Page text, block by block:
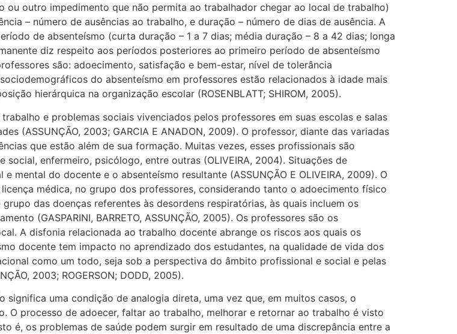
outro impedimento que não permita ao trabalhador chegar ao local de trabalho)
– número de ausências ao trabalho, e duração – número de dias de ausência. A
de absenteísmo (curta duração – 1 a 7 dias; média duração – 8 a 42 dias; longa
diz respeito aos períodos posteriores ao primeiro período de absenteísmo
são: adoecimento, satisfação e bem-estar, nível de tolerância
do absenteísmo em professores estão relacionados à idade mais
hierárquica na organização escolar (ROSENBLATT; SHIROM, 2005).
e problemas sociais vivenciados pelos professores em suas escolas e salas
(ASSUNÇÃO, 2003; GARCIA E ANADON, 2009). O professor, diante das variadas
que estão além de sua formação. Muitas vezes, esses profissionais são
enfermeiro, psicólogo, entre outras (OLIVEIRA, 2004). Situações de
do docente e o absenteísmo resultante (ASSUNÇÃO E OLIVEIRA, 2009). O
médica, no grupo dos professores, considerando tanto o adoecimento físico
das doenças referentes às desordens respiratórias, às quais incluem os
(GASPARINI, BARRETO, ASSUNÇÃO, 2005). Os professores são os
A disfonia relacionada ao trabalho docente abrange os riscos aos quais os
docente tem impacto no aprendizado dos estudantes, na qualidade de vida dos
como um todo, seja sob a perspectiva do âmbito profissional e social e pelas
2003; ROGERSON; DODD, 2005).
uma condição de analogia direta, uma vez que, em muitos casos, o
O processo de adoecer, faltar ao trabalho, melhorar e retornar ao trabalho é visto
é, os problemas de saúde podem surgir em resultado de uma discrepância entre a